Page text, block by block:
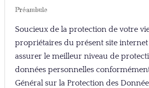
Préambule
Soucieux de la protection de votre
propriétaires du présent site internet
assurer le meilleur niveau de
données personnelles
Général sur la Protection des